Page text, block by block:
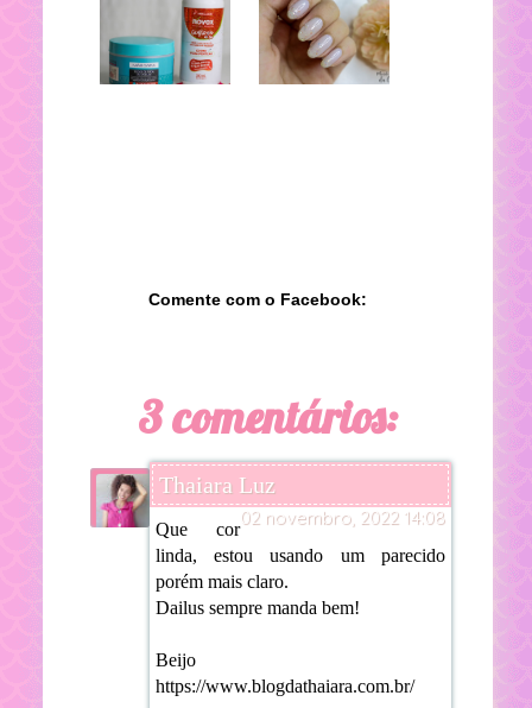
Comente com o Facebook:
3 comentários:
Thaiara Luz
02 novembro, 2022 14:08
Que cor
linda, estou usando um parecido
porém mais claro.
Dailus sempre manda bem!
Beijo
https://www.blogdathaiara.com.br/